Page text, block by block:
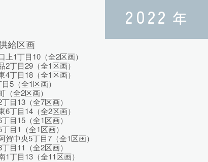
2022 年
給区画
1丁目10（全2区画）
丁目29（全1区画）
丁目18（全1区画）
5（全1区画）
（全2区画）
目13（全7区画）
丁目14（全2区画）
目15（全1区画）
目1（全1区画）
中央5丁目7（全1区画）
目11（全2区画）
丁目13（全11区画）